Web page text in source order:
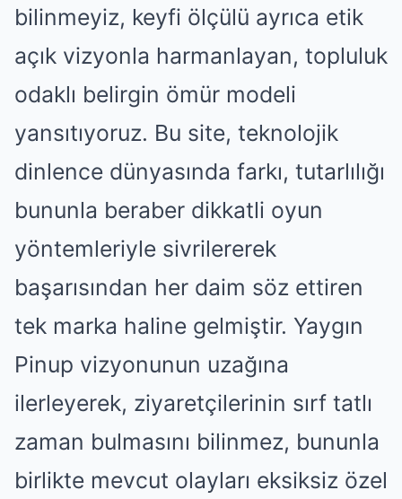
bilinmeyiz, keyfi ölçülü ayrıca etik
açık vizyonla harmanlayan, topluluk
odaklı belirgin ömür modeli
yansıtıyoruz. Bu site, teknolojik
dinlence dünyasında farkı, tutarlılığı
bununla beraber dikkatli oyun
yöntemleriyle sivrilererek
başarısından her daim söz ettiren
tek marka haline gelmiştir. Yaygın
Pinup vizyonunun uzağına
ilerleyerek, ziyaretçilerinin sırf tatlı
zaman bulmasını bilinmez, bununla
birlikte mevcut olayları eksiksiz özel